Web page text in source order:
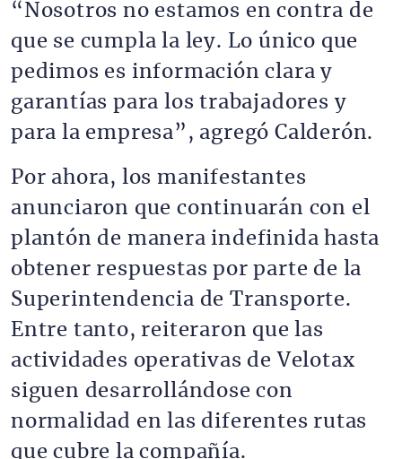
“Nosotros no estamos en contra de
que se cumpla la ley. Lo único que
pedimos es información clara y
garantías para los trabajadores y
para la empresa”, agregó Calderón.
Por ahora, los manifestantes
anunciaron que continuarán con el
plantón de manera indefinida hasta
obtener respuestas por parte de la
Superintendencia de Transporte.
Entre tanto, reiteraron que las
actividades operativas de Velotax
siguen desarrollándose con
normalidad en las diferentes rutas
que cubre la compañía.